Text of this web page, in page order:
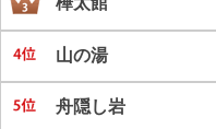
山の湯
舟隠し岩